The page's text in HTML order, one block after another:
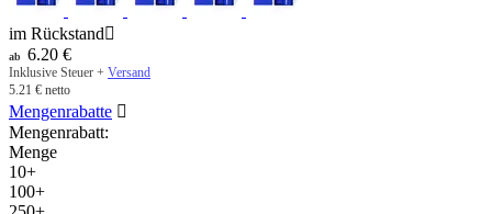
im Rückstand
ab 6.20 €
Inklusive Steuer + Versand
5.21 € netto
Mengenrabatte 
Mengenrabatt:
Menge
10+
100+